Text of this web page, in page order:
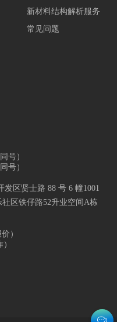
新材料结构解析服务
常见问题
号）
号）
区贤士路 88 号 6 幢1001
区铁仔路52升业空间A栋
）